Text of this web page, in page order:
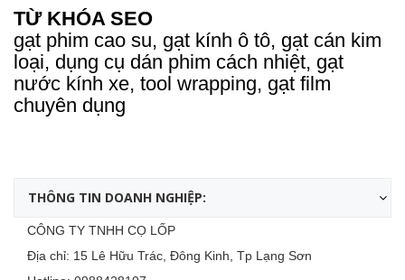
TỪ KHÓA SEO
gạt phim cao su, gạt kính ô tô, gạt cán kim
loại, dụng cụ dán phim cách nhiệt, gạt
nước kính xe, tool wrapping, gạt film
chuyên dụng
THÔNG TIN DOANH NGHIỆP:
CÔNG TY TNHH CỌ LỐP
Địa chỉ: 15 Lê Hữu Trác, Đông Kinh, Tp Lạng Sơn